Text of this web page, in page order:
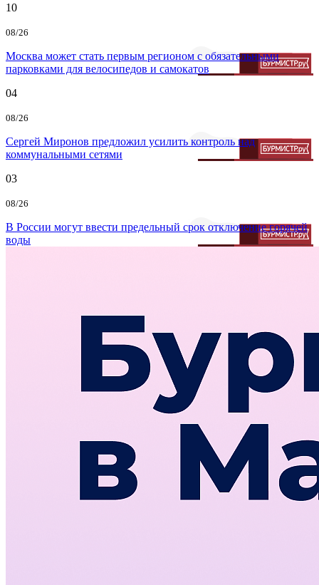
10
08/26
Москва может стать первым регионом с обязательными
парковками для велосипедов и самокатов
04
08/26
Сергей Миронов предложил усилить контроль над
коммунальными сетями
03
08/26
В России могут ввести предельный срок отключение горячей
воды